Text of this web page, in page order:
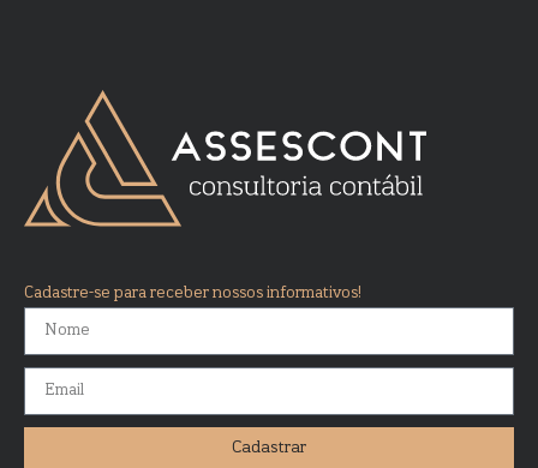
Cadastre-se para receber nossos informativos!
Cadastrar